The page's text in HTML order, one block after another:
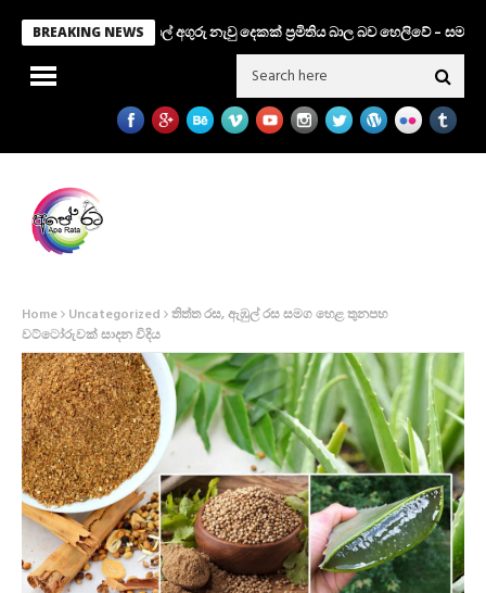
BREAKING NEWS
තවත් ගල් අගුරු නැවු දෙකක් ප‍්‍රමිතිය බාල බව හෙලිවේ – සමාගම මීට
Home Uncategorized තිත්ත රස, ඇඹුල් රස සමග හෙළ තුනපහ
වට්ටෝරුවක් සාදන විදිය